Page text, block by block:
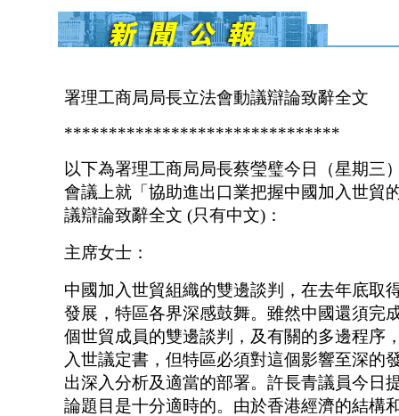
署理工商局局長立法會動議辯論致辭全文
*******************************
以下為署理工商局局長蔡瑩璧今日（星期三
會議上就「協助進出口業把握中國加入世貿
議辯論致辭全文 (只有中文)：
主席女士：
中國加入世貿組織的雙邊談判，在去年底取
發展，特區各界深感鼓舞。雖然中國還須完
個世貿成員的雙邊談判，及有關的多邊程序
入世議定書，但特區必須對這個影響至深的
出深入分析及適當的部署。許長青議員今日
論題目是十分適時的。由於香港經濟的結構